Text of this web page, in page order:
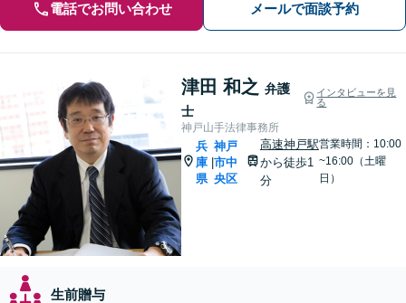
電話でお問い合わせ メールで面談予約
津田 和之 弁護
士
インタビューを見
る
神戸山手法律事務所
兵
庫
県
|
神戸
市中
央区
高速神戸駅
から徒歩1
分
営業時間：10:00
~16:00（土曜
日）
生前贈与